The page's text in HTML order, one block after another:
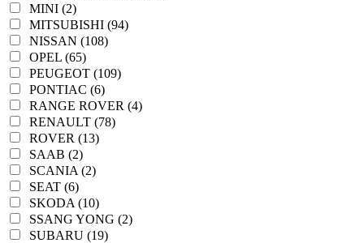
MINI (2)
MITSUBISHI (94)
NISSAN (108)
OPEL (65)
PEUGEOT (109)
PONTIAC (6)
RANGE ROVER (4)
RENAULT (78)
ROVER (13)
SAAB (2)
SCANIA (2)
SEAT (6)
SKODA (10)
SSANG YONG (2)
SUBARU (19)